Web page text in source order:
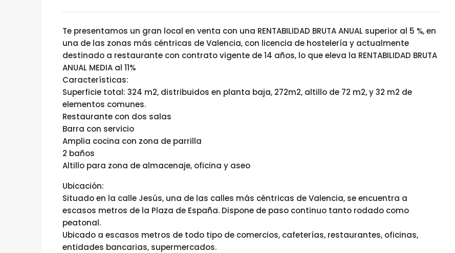
Te presentamos un gran local en venta con una RENTABILIDAD BRUTA ANUAL superior al 5 %, en
una de las zonas más céntricas de Valencia, con licencia de hostelería y actualmente
destinado a restaurante con contrato vigente de 14 años, lo que eleva la RENTABILIDAD BRUTA
ANUAL MEDIA al 11%
Características:
Superficie total: 324 m2, distribuidos en planta baja, 272m2, altillo de 72 m2, y 32 m2 de
elementos comunes.
Restaurante con dos salas
Barra con servicio
Amplia cocina con zona de parrilla
2 baños
Altillo para zona de almacenaje, oficina y aseo
Ubicación:
Situado en la calle Jesús, una de las calles más céntricas de Valencia, se encuentra a
escasos metros de la Plaza de España. Dispone de paso continuo tanto rodado como
peatonal.
Ubicado a escasos metros de todo tipo de comercios, cafeterías, restaurantes, oficinas,
entidades bancarias, supermercados.